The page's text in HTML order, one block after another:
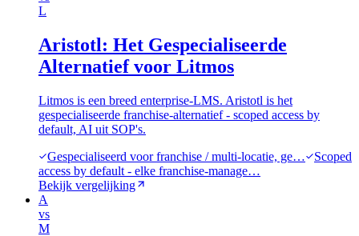
L
Aristotl: Het Gespecialiseerde
Alternatief voor Litmos
Litmos is een breed enterprise-LMS. Aristotl is het
gespecialiseerde franchise-alternatief - scoped access by
default, AI uit SOP's.
Gespecialiseerd voor franchise / multi-locatie, ge…
Scoped
access by default - elke franchise-manage…
Bekijk vergelijking
A
vs
M